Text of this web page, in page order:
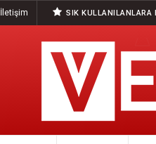
İletişim SIK KULLANILANLARA